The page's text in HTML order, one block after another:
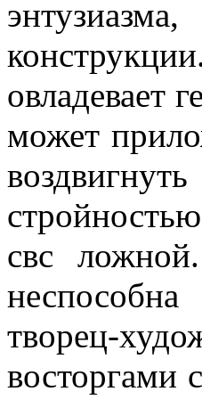
овладевает
может
свс
творец-
восторгами